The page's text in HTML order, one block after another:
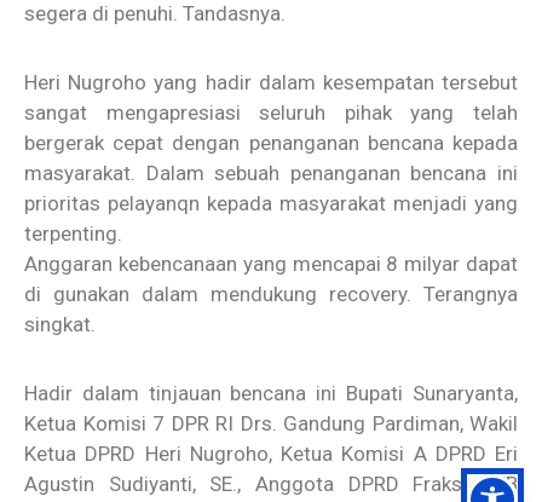
segera di penuhi. Tandasnya.
Heri Nugroho yang hadir dalam kesempatan tersebut
sangat mengapresiasi seluruh pihak yang telah
bergerak cepat dengan penanganan bencana kepada
masyarakat. Dalam sebuah penanganan bencana ini
prioritas pelayanqn kepada masyarakat menjadi yang
terpenting.
Anggaran kebencanaan yang mencapai 8 milyar dapat
di gunakan dalam mendukung recovery. Terangnya
singkat.
Hadir dalam tinjauan bencana ini Bupati Sunaryanta,
Ketua Komisi 7 DPR RI Drs. Gandung Pardiman, Wakil
Ketua DPRD Heri Nugroho, Ketua Komisi A DPRD Eri
Agustin Sudiyanti, SE., Anggota DPRD Fraksi PKB